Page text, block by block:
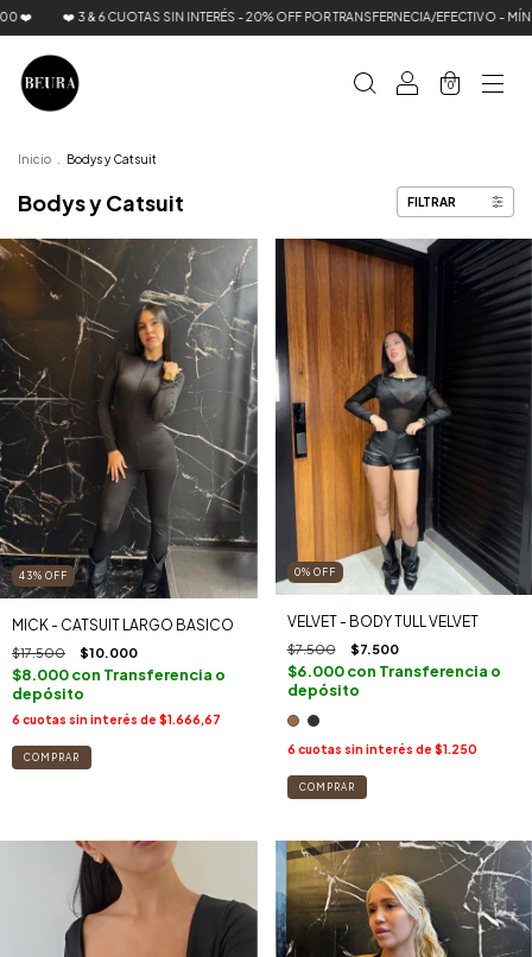
❤️ ❤️ 3 & 6 CUOTAS SIN INTERÉS - 20% OFF POR TRANSFERNECIA/EFECTIVO -
0
Inicio Bodys y Catsuit
Bodys y Catsuit FILTRAR
43% OFF
MICK - CATSUIT LARGO BASICO
$17.500 $10.000
$8.000con Transferencia o
depósito
6 cuotas sin interés de $1.666,67
COMPRAR
0% OFF
VELVET - BODY TULL VELVET
$7.500 $7.500
$6.000con Transferencia o
depósito
6 cuotas sin interés de $1.250
COMPRAR